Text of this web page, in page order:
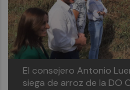
El consejero Antonio
siega de arroz de la DO